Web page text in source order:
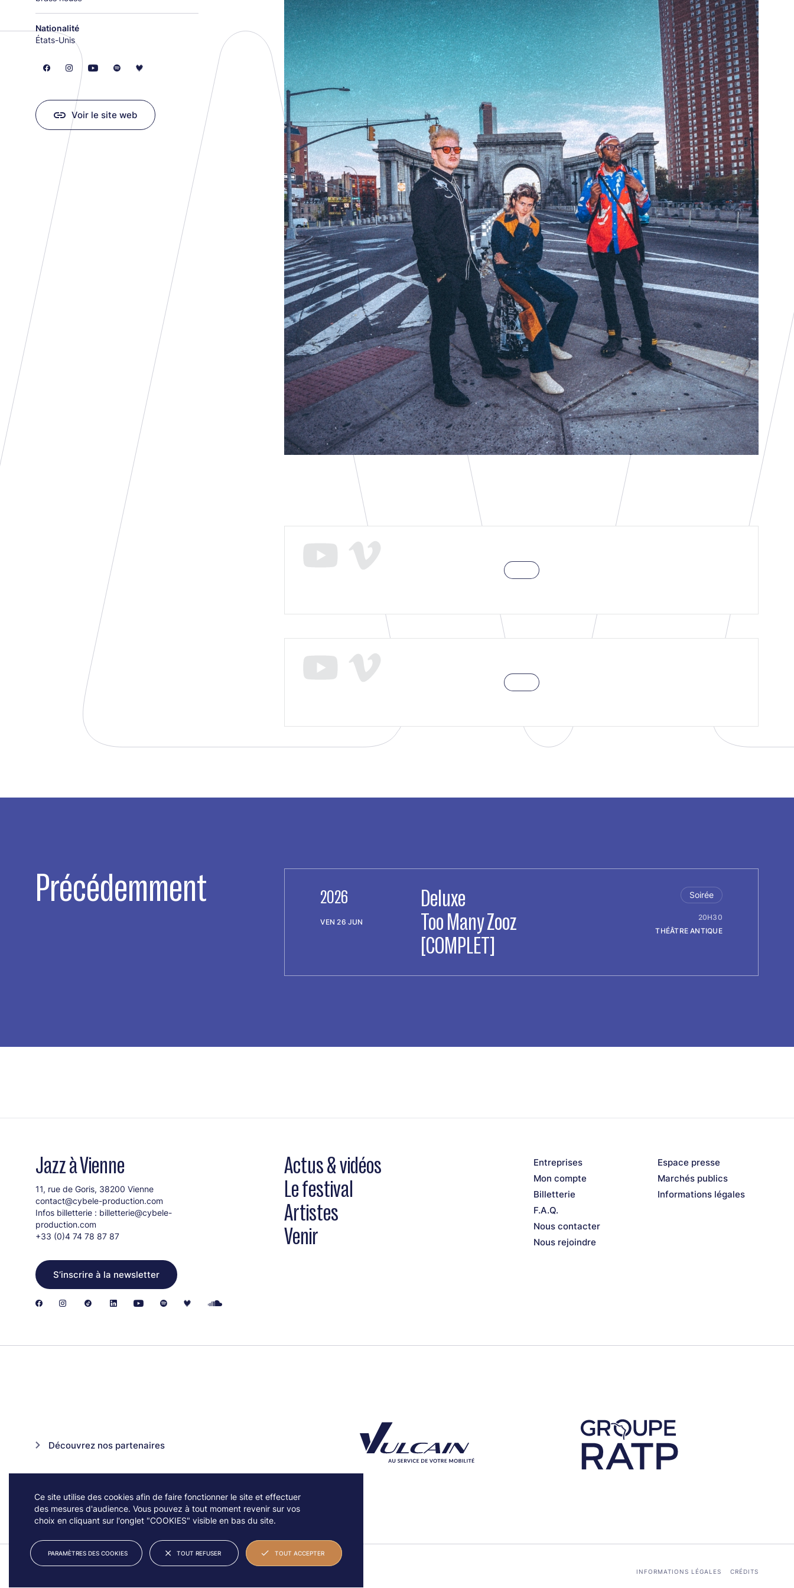
Ce site utilise des cookies afin de faire fonctionner le site et effectuer
des mesures d'audience. Vous pouvez à tout moment revenir sur vos
choix en cliquant sur l'onglet "COOKIES" visible en bas du site.
PARAMÈTRES DES COOKIES TOUT REFUSER TOUT ACCEPTER
Nationalité
États-Unis
Voir le site web
Précédemment 2026
VEN 26 JUN
Deluxe
Too Many Zooz
[COMPLET]
Soirée
20H30
THÉÂTRE ANTIQUE
Jazz à Vienne
11, rue de Goris, 38200 Vienne
contact@cybele-production.com
Infos billetterie : billetterie@cybele-
production.com
+33 (0)4 74 78 87 87
S’inscrire à la newsletter
Actus & vidéos
Le festival
Artistes
Venir
Entreprises
Mon compte
Billetterie
F.A.Q.
Nous contacter
Nous rejoindre
Espace presse
Marchés publics
Informations légales
Découvrez nos partenaires
INFORMATIONS LÉGALES CRÉDITS